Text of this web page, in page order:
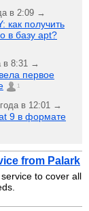
в 2:09 →
как получить
в базу apt?
в 8:31 →
первое
1
в 12:01 →
9 в формате
from Palark
to cover all